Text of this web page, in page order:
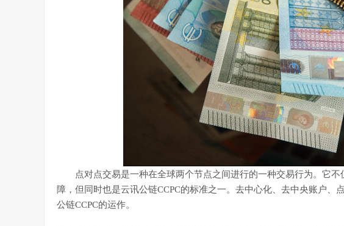
点对点交易是一种在全球两个节点之间进行的一种交易行为。它不
障，但同时也是云讯公链CCPC的标准之一。去中心化、去中央账户、
公链CCPC的运作。